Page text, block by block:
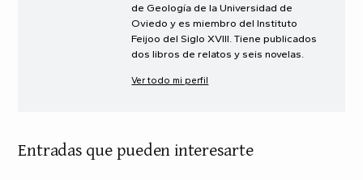
de Geología de la Universidad de
Oviedo y es miembro del Instituto
Feijoo del Siglo XVIII. Tiene publicados
dos libros de relatos y seis novelas.
Ver todo mi perfil
Entradas que pueden interesarte